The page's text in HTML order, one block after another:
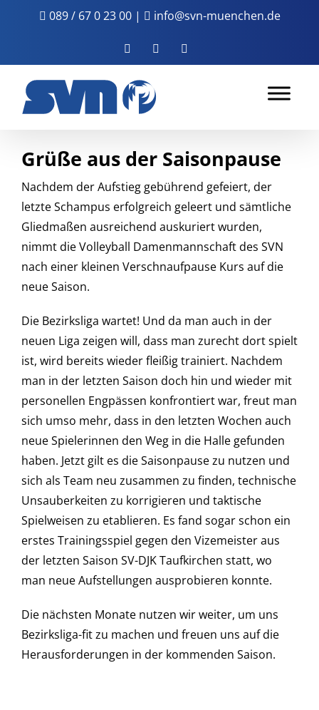
089 / 67 0 23 00| info@svn-muenchen.de
FacebookInstagram
Grüße aus der Saisonpause
Nachdem der Aufstieg gebührend gefeiert, der
letzte Schampus erfolgreich geleert und sämtliche
Gliedmaßen ausreichend auskuriert wurden,
nimmt die Volleyball Damenmannschaft des SVN
nach einer kleinen Verschnaufpause Kurs auf die
neue Saison.
Die Bezirksliga wartet! Und da man auch in der
neuen Liga zeigen will, dass man zurecht dort spielt
ist, wird bereits wieder fleißig trainiert. Nachdem
man in der letzten Saison doch hin und wieder mit
personellen Engpässen konfrontiert war, freut man
sich umso mehr, dass in den letzten Wochen auch
neue Spielerinnen den Weg in die Halle gefunden
haben. Jetzt gilt es die Saisonpause zu nutzen und
sich als Team neu zusammen zu finden, technische
Unsauberkeiten zu korrigieren und taktische
Spielweisen zu etablieren. Es fand sogar schon ein
erstes Trainingsspiel gegen den Vizemeister aus
der letzten Saison SV-DJK Taufkirchen statt, wo
man neue Aufstellungen ausprobieren konnte.
Die nächsten Monate nutzen wir weiter, um uns
Bezirksliga-fit zu machen und freuen uns auf die
Herausforderungen in der kommenden Saison.